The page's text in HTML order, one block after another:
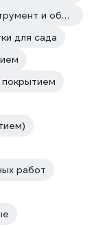
Средства индивидуальной защиты (инструмент и оборудование для кузовного ремонта)
для сада
работ